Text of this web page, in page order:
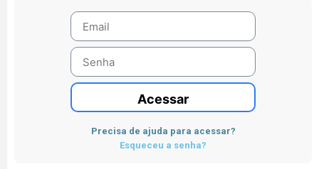
Acessar
Precisa de ajuda para acessar?
Esqueceu a senha?